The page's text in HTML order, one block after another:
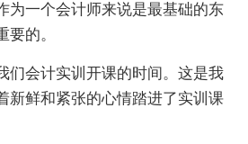
为一个会计师来说是最基础的东
要的。
会计实训开课的时间。这是我
新鲜和紧张的心情踏进了实训课